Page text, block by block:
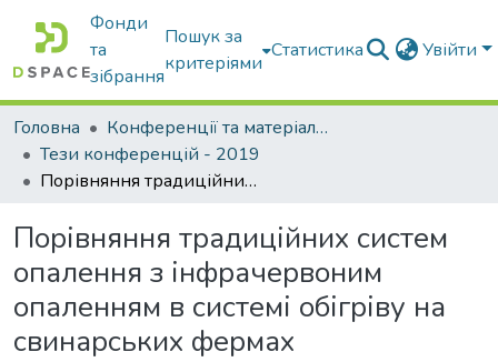
Фонди
та
зібрання
Пошук за
критеріями
Статистика Увійти
Головна
Конференції та матеріали конференцій
Тези конференцій - 2019
Порівняння традиційних систем опалення з інфрачервоним опаленням в системі обігріву на свинарських фермах
Порівняння традиційних систем
опалення з інфрачервоним
опаленням в системі обігріву на
свинарських фермах